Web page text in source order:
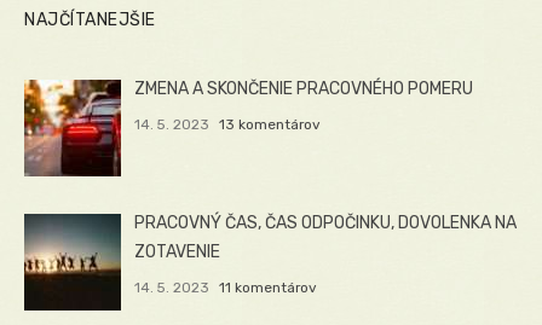
NAJČÍTANEJŠIE
ZMENA A SKONČENIE PRACOVNÉHO POMERU
14. 5. 2023 13 komentárov
PRACOVNÝ ČAS, ČAS ODPOČINKU, DOVOLENKA NA
ZOTAVENIE
14. 5. 2023 11 komentárov